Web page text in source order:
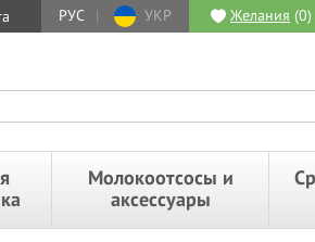
РУС | УКР Желания (0)
Молокоотсосы и
аксессуары